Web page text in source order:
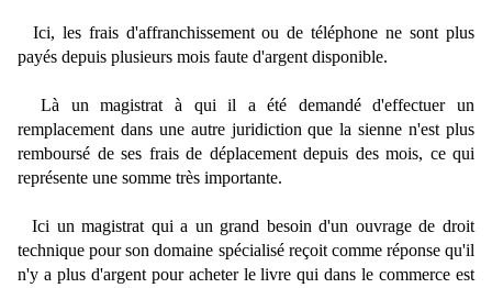
Ici, les frais d'affranchissement ou de téléphone ne sont plus
payés depuis plusieurs mois faute d'argent disponible.
Là un magistrat à qui il a été demandé d'effectuer un
remplacement dans une autre juridiction que la sienne n'est plus
remboursé de ses frais de déplacement depuis des mois, ce qui
représente une somme très importante.
Ici un magistrat qui a un grand besoin d'un ouvrage de droit
technique pour son domaine spécialisé reçoit comme réponse qu'il
n'y a plus d'argent pour acheter le livre qui dans le commerce est